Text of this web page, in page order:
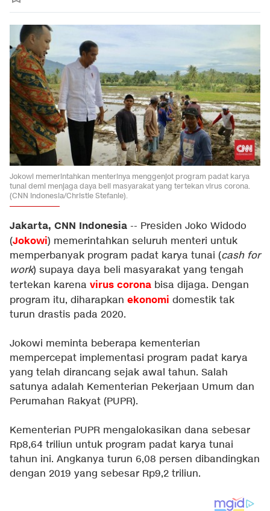
Jokowi memerintahkan menterinya menggenjot program padat karya
tunai demi menjaga daya beli masyarakat yang tertekan virus corona.
(CNN Indonesia/Christie Stefanie).
Jakarta, CNN Indonesia -- Presiden Joko Widodo
(Jokowi) memerintahkan seluruh menteri untuk
memperbanyak program padat karya tunai (cash for
work) supaya daya beli masyarakat yang tengah
tertekan karena virus corona bisa dijaga. Dengan
program itu, diharapkan ekonomi domestik tak
turun drastis pada 2020.
Jokowi meminta beberapa kementerian
mempercepat implementasi program padat karya
yang telah dirancang sejak awal tahun. Salah
satunya adalah Kementerian Pekerjaan Umum dan
Perumahan Rakyat (PUPR).
Kementerian PUPR mengalokasikan dana sebesar
Rp8,64 triliun untuk program padat karya tunai
tahun ini. Angkanya turun 6,08 persen dibandingkan
dengan 2019 yang sebesar Rp9,2 triliun.